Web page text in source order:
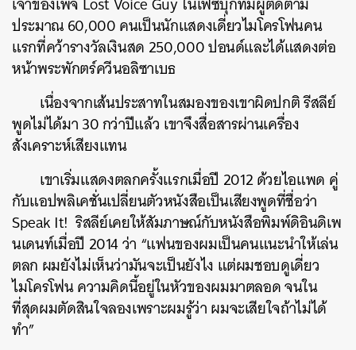
ประมาณ 60,000 คนเป็นนักแสดงเดี่ยวไมโครโฟนคน
แรกที่คว้ารางวัลเงินสด 250,000 ปอนด์และได้แสดงต่อ
หน้าพระพักตร์ควีนอลิซาเบธ
เนื่องจากเส้นประสาทในสมองของเขาผิดปกติ รีสลีย์
พูดไม่ได้มา 30 กว่าปีแล้ว เขาจึงสื่อสารผ่านเครื่อง
สังเคราะห์เสียงแทน
เขาเริ่มแสดงตลกครั้งแรกเมื่อปี 2012 ด้วยไอแพด คู่
กับแอปพลิเคชั่นเปลี่ยนตัวหนังสือเป็นเสียงพูดที่ชื่อว่า
Speak It! ริสลีย์เคยให้สัมภาษณ์กับหนังสือพิมพ์ดิอินดิเพ
นเดนท์เมื่อปี 2014 ว่า “แฟนของผมเป็นคนแนะนำให้เล่น
ตลก ผมยังไม่เห็นว่ามันจะเป็นยังไง แต่ผมชอบดูเดี่ยว
ไมโครโฟน ความคิดนี้อยู่ในหัวของผมมาตลอด จนใน
ที่สุดผมตัดสินใจลองเพราะผมรู้ว่า ผมจะเสียใจถ้าไม่ได้
ทำ”